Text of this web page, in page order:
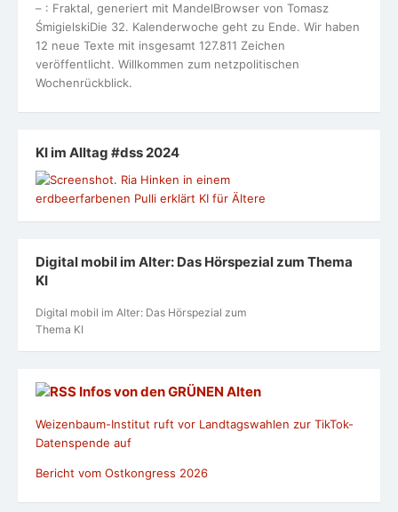
– : Fraktal, generiert mit MandelBrowser von Tomasz
ŚmigielskiDie 32. Kalenderwoche geht zu Ende. Wir haben
12 neue Texte mit insgesamt 127.811 Zeichen
veröffentlicht. Willkommen zum netzpolitischen
Wochenrückblick.
KI im Alltag #dss 2024
Digital mobil im Alter: Das Hörspezial zum Thema
KI
Digital mobil im Alter: Das Hörspezial zum
Thema KI
Infos von den GRÜNEN Alten
Weizenbaum-Institut ruft vor Landtagswahlen zur TikTok-
Datenspende auf
Bericht vom Ostkongress 2026